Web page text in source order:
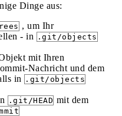
Dinge aus:
, um Ihr
- in
.git/objects
mit Ihren
Nachricht und dem
in .git/objects
.git/HEAD mit dem